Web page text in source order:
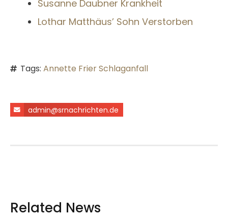
Susanne Daubner Krankheit
Lothar Matthäus’ Sohn Verstorben
Tags: Annette Frier Schlaganfall
admin@srnachrichten.de
Related News